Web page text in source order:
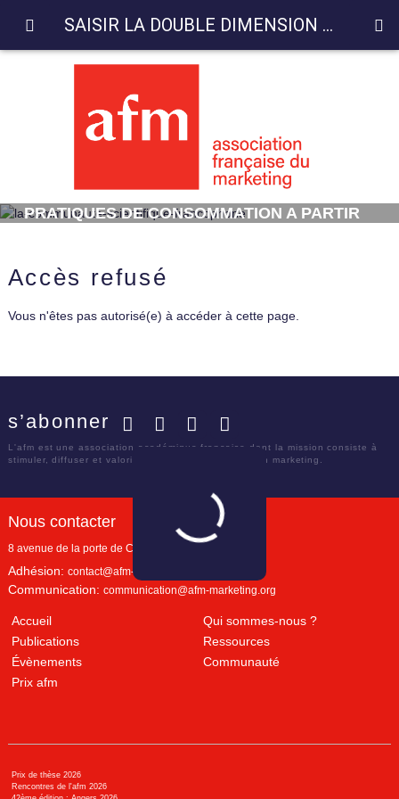
PRATIQUES DE CONSOMMATION A PARTIR
DES PORTRAITS SOCIOLOGIQUES
Accès refusé
Vous n'êtes pas autorisé(e) à accéder à cette page.
s’abonner
L'afm est une association académique française dont la mission consiste à
stimuler, diffuser et valoriser le savoir scientifique en marketing.
Nous contacter
8 avenue de la porte de Champerret
Adhésion: contact@afm-marketing.org
Communication: communication@afm-marketing.org
Accueil
Qui sommes-nous ?
Publications
Ressources
Évènements
Communauté
Prix afm
Prix de thèse 2026
Rencontres de l'afm 2026
SAISIR LA DOUBLE DIMENSION DES PRATIQUES DE CONSOMMATION A PARTIR DES PORTRAITS SOCIOLOGIQUES in